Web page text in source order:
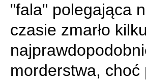
"fala" polegająca
czasie zmarło
morderstwa,